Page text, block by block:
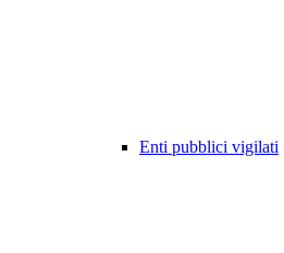
Enti pubblici vigilati